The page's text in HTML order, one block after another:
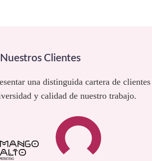
Nuestros Clientes
una distinguida cartera de clientes
y calidad de nuestro trabajo.